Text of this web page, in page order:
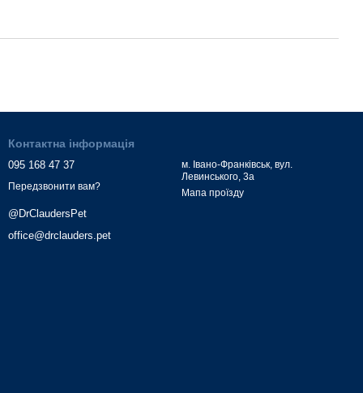
Контактна інформація
095 168 47 37
Передзвонити вам?
@DrClaudersPet
office@drclauders.pet
м. Івано-Франківськ, вул.
Левинського, 3а
Мапа проїзду